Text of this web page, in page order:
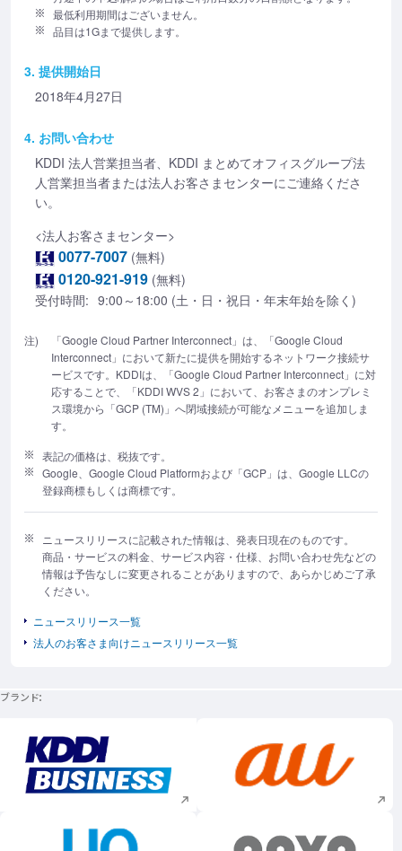
最低利用期間はございません。
品目は1Gまで提供します。
3. 提供開始日
2018年4月27日
4. お問い合わせ
KDDI 法人営業担当者、KDDI まとめてオフィスグループ法
人営業担当者または法人お客さまセンターにご連絡くださ
い。
<法人お客さまセンター>
0077-7007 (無料)
0120-921-919 (無料)
受付時間: 9:00～18:00 (土・日・祝日・年末年始を除く)
注)
「Google Cloud Partner Interconnect」は、「Google Cloud
Interconnect」において新たに提供を開始するネットワーク接続サ
ービスです。KDDIは、「Google Cloud Partner Interconnect」に対
応することで、「KDDI WVS 2」において、お客さまのオンプレミ
ス環境から「GCP (TM)」へ閉域接続が可能なメニューを追加しま
す。
表記の価格は、税抜です。
Google、Google Cloud Platformおよび「GCP」は、Google LLCの
登録商標もしくは商標です。
ニュースリリースに記載された情報は、発表日現在のものです。
商品・サービスの料金、サービス内容・仕様、お問い合わせ先などの
情報は予告なしに変更されることがありますので、あらかじめご了承
ください。
ニュースリリース一覧
法人のお客さま向けニュースリリース一覧
ブランド
新規ウィンドウで開く 新規ウィンドウで